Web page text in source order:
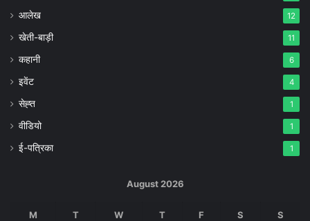
आलेख 12
खेती-बाड़ी 11
कहानी 6
इवेंट 4
सेह्त 1
वीडियो 1
ई-पत्रिका 1
August 2026
M T W T F S S